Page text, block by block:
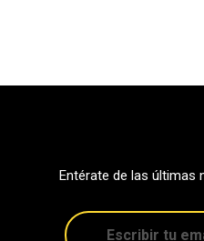
Entérate de las últimas